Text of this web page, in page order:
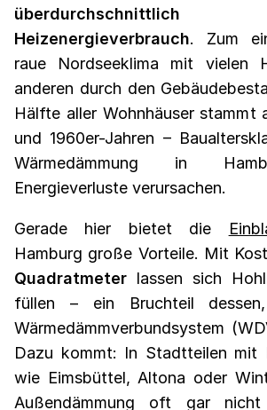
Heizenergieverbrauch. Zum
raue Nordseeklima mit vielen
anderen durch den
Hälfte aller Wohnhäuser stammt
und 1960er-Jahren –
Wärmedämmung in
Energieverluste verursachen.
Gerade hier bietet die
Hamburg große Vorteile. Mit
Quadratmeter lassen sich
füllen – ein Bruchteil
Wärmedämmverbundsystem
Dazu kommt: In Stadtteilen mit
wie Eimsbüttel, Altona oder
Außendämmung oft gar